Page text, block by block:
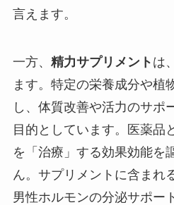
言えます。
一方、 精力サプリメント は
ます。特定の栄養成分や植
し、体質改善や活力のサポ
目的としています。医薬品
を「治療」する効果効能を
ん。サプリメントに含まれ
男性ホルモンの分泌サポー